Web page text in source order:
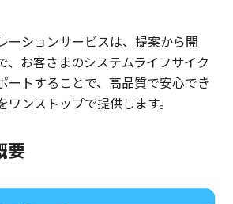
ーションサービスは、提案から開
、お客さまのシステムライフサイク
ートすることで、高品質で安心でき
ワンストップで提供します。
要